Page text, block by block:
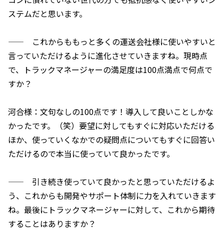
ステムだと思います。
—— これからももっと多くの運送会社様に使いやすいと
言っていただけるように進化させていきますね。現時点
で、トラックマネージャーの満足度は100点満点で何点で
すか？
河合様：文句なしの100点です！導入して良いことしかな
かったです。（笑）要望に対してもすぐに対応いただける
ほか、使っていくなかでの疑問点についてもすぐに回答い
ただけるので本当に使っていて良かったです。
—— 引き続き使っていて良かったと思っていただけるよ
う、これからも開発やサポート体制に力を入れていきます
ね。最後にトラックマネージャーに対して、これから期待
することはありますか？